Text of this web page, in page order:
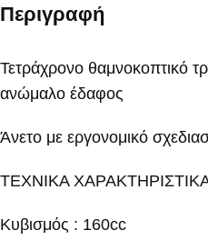
Περιγραφή
Τετράχρονο θαμνοκοπτικό
ανώμαλο έδαφος
Άνετο με εργονομικό
ΤΕΧΝΙΚΑ
Κυβισμός : 160cc